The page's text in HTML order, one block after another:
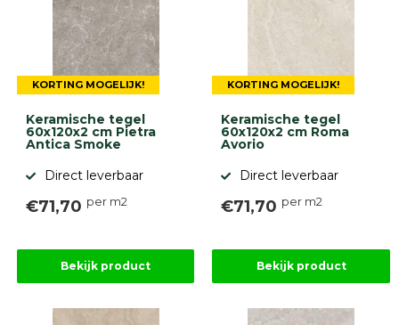
9.1
ervaringen
KORTING MOGELIJK!
Keramische tegel
60x120x2 cm Pietra
Antica Smoke
Direct leverbaar
€71,70 per m2
Bekijk product
KORTING MOGELIJK!
Keramische tegel
60x120x2 cm Roma
Avorio
Direct leverbaar
€71,70 per m2
Bekijk product